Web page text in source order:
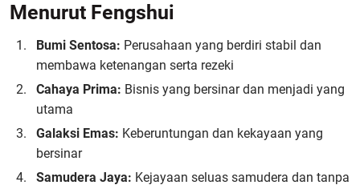
Menurut Fengshui
Bumi Sentosa: Perusahaan yang berdiri stabil dan
membawa ketenangan serta rezeki
Cahaya Prima: Bisnis yang bersinar dan menjadi yang
utama
Galaksi Emas: Keberuntungan dan kekayaan yang
bersinar
Samudera Jaya: Kejayaan seluas samudera dan tanpa